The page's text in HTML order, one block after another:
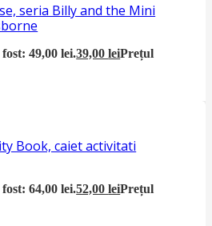
seria Billy and the Mini
49,00 lei.39,00leiPrețul
Book, caiet activitati
64,00 lei.52,00leiPrețul